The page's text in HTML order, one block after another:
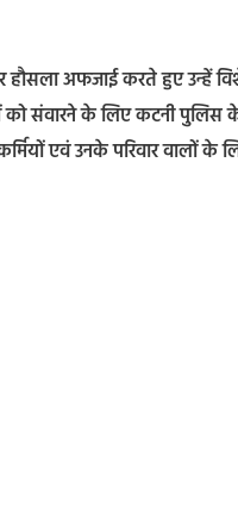
अफजाई करते हुए उन्हें
संवारने के लिए कटनी पुलिस के
एवं उनके परिवार वालों के